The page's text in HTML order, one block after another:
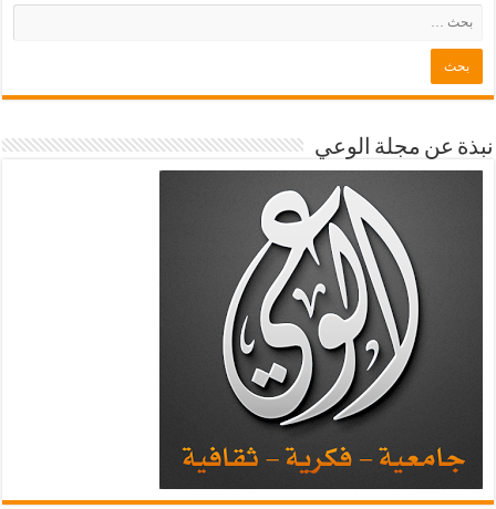
نبذة عن مجلة الوعي